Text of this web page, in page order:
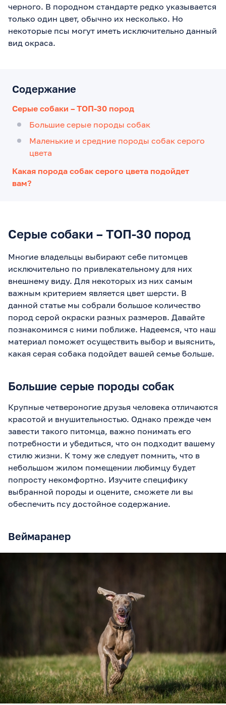
черного. В породном стандарте редко указывается
только один цвет, обычно их несколько. Но
некоторые псы могут иметь исключительно данный
вид окраса.
Содержание
Серые собаки – ТОП-30 пород
Большие серые породы собак
Маленькие и средние породы собак серого
цвета
Какая порода собак серого цвета подойдет
вам?
Серые собаки – ТОП-30 пород
Многие владельцы выбирают себе питомцев
исключительно по привлекательному для них
внешнему виду. Для некоторых из них самым
важным критерием является цвет шерсти. В
данной статье мы собрали большое количество
пород серой окраски разных размеров. Давайте
познакомимся с ними поближе. Надеемся, что наш
материал поможет осуществить выбор и выяснить,
какая серая собака подойдет вашей семье больше.
Большие серые породы собак
Крупные четвероногие друзья человека отличаются
красотой и внушительностью. Однако прежде чем
завести такого питомца, важно понимать его
потребности и убедиться, что он подходит вашему
стилю жизни. К тому же следует помнить, что в
небольшом жилом помещении любимцу будет
попросту некомфортно. Изучите специфику
выбранной породы и оцените, сможете ли вы
обеспечить псу достойное содержание.
Веймаранер